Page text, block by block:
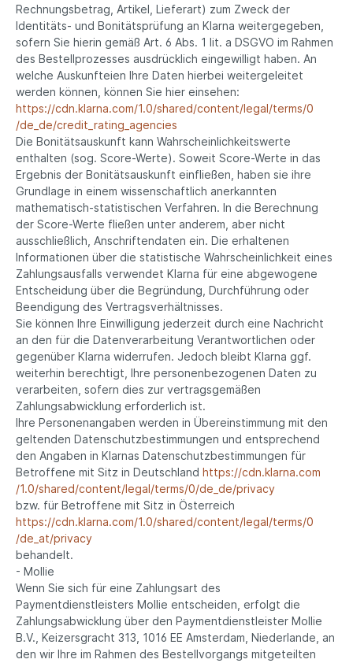
Rechnungsbetrag, Artikel, Lieferart) zum Zweck der
Identitäts- und Bonitätsprüfung an Klarna weitergegeben,
sofern Sie hierin gemäß Art. 6 Abs. 1 lit. a DSGVO im Rahmen
des Bestellprozesses ausdrücklich eingewilligt haben. An
welche Auskunfteien Ihre Daten hierbei weitergeleitet
werden können, können Sie hier einsehen:
https://cdn.klarna.com/1.0/shared/content/legal/terms/0
/de_de/credit_rating_agencies
Die Bonitätsauskunft kann Wahrscheinlichkeitswerte
enthalten (sog. Score-Werte). Soweit Score-Werte in das
Ergebnis der Bonitätsauskunft einfließen, haben sie ihre
Grundlage in einem wissenschaftlich anerkannten
mathematisch-statistischen Verfahren. In die Berechnung
der Score-Werte fließen unter anderem, aber nicht
ausschließlich, Anschriftendaten ein. Die erhaltenen
Informationen über die statistische Wahrscheinlichkeit eines
Zahlungsausfalls verwendet Klarna für eine abgewogene
Entscheidung über die Begründung, Durchführung oder
Beendigung des Vertragsverhältnisses.
Sie können Ihre Einwilligung jederzeit durch eine Nachricht
an den für die Datenverarbeitung Verantwortlichen oder
gegenüber Klarna widerrufen. Jedoch bleibt Klarna ggf.
weiterhin berechtigt, Ihre personenbezogenen Daten zu
verarbeiten, sofern dies zur vertragsgemäßen
Zahlungsabwicklung erforderlich ist.
Ihre Personenangaben werden in Übereinstimmung mit den
geltenden Datenschutzbestimmungen und entsprechend
den Angaben in Klarnas Datenschutzbestimmungen für
Betroffene mit Sitz in Deutschland https://cdn.klarna.com
/1.0/shared/content/legal/terms/0/de_de/privacy
bzw. für Betroffene mit Sitz in Österreich
https://cdn.klarna.com/1.0/shared/content/legal/terms/0
/de_at/privacy
behandelt.
- Mollie
Wenn Sie sich für eine Zahlungsart des
Paymentdienstleisters Mollie entscheiden, erfolgt die
Zahlungsabwicklung über den Paymentdienstleister Mollie
B.V., Keizersgracht 313, 1016 EE Amsterdam, Niederlande, an
den wir Ihre im Rahmen des Bestellvorgangs mitgeteilten